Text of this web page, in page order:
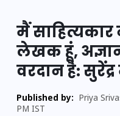
मैं साहित्यकार
लेखक हूं,
वरदान है:
Published by: Priya
PM IST